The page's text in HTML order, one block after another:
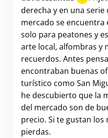
derecha y en una serie
mercado se encuentra
solo para peatones y
arte local, alfombras y
recuerdos. Antes
encontraban buenas
turístico como San
he descubierto que la
del mercado son de
precio. Si te gustan
pierdas.